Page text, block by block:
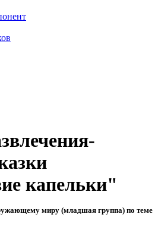
капельки"
миру (младшая группа) по теме